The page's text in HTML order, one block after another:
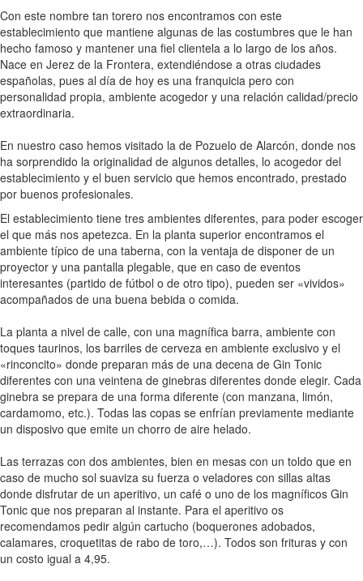
Con este nombre tan torero nos encontramos con este
establecimiento que mantiene algunas de las costumbres que le han
hecho famoso y mantener una fiel clientela a lo largo de los años.
Nace en Jerez de la Frontera, extendiéndose a otras ciudades
españolas, pues al día de hoy es una franquicia pero con
personalidad propia, ambiente acogedor y una relación calidad/precio
extraordinaria.
En nuestro caso hemos visitado la de Pozuelo de Alarcón, donde nos
ha sorprendido la originalidad de algunos detalles, lo acogedor del
establecimiento y el buen servicio que hemos encontrado, prestado
por buenos profesionales.
El establecimiento tiene tres ambientes diferentes, para poder escoger
el que más nos apetezca. En la planta superior encontramos el
ambiente típico de una taberna, con la ventaja de disponer de un
proyector y una pantalla plegable, que en caso de eventos
interesantes (partido de fútbol o de otro tipo), pueden ser «vividos»
acompañados de una buena bebida o comida.
La planta a nivel de calle, con una magnífica barra, ambiente con
toques taurinos, los barriles de cerveza en ambiente exclusivo y el
«rinconcito» donde preparan más de una decena de Gin Tonic
diferentes con una veintena de ginebras diferentes donde elegir. Cada
ginebra se prepara de una forma diferente (con manzana, limón,
cardamomo, etc.). Todas las copas se enfrían previamente mediante
un disposivo que emite un chorro de aire helado.
Las terrazas con dos ambientes, bien en mesas con un toldo que en
caso de mucho sol suaviza su fuerza o veladores con sillas altas
donde disfrutar de un aperitivo, un café o uno de los magníficos Gin
Tonic que nos preparan al instante. Para el aperitivo os
recomendamos pedir algún cartucho (boquerones adobados,
calamares, croquetitas de rabo de toro,…). Todos son frituras y con
un costo igual a 4,95.